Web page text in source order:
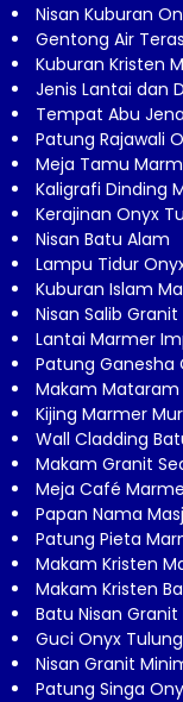
Nisan Kuburan
Gentong Air
Kuburan Kristen
Jenis Lantai dan
Tempat Abu
Patung Rajawali
Meja Tamu
Kaligrafi Dinding
Kerajinan Onyx
Nisan Batu Alam
Lampu Tidur
Kuburan Islam
Nisan Salib Granit
Lantai Marmer
Patung Ganesha
Makam Mataram
Kijing Marmer
Wall Cladding
Makam Granit
Meja Café
Papan Nama
Patung Pieta
Makam Kristen
Makam Kristen
Batu Nisan
Guci Onyx
Nisan Granit
Patung Singa